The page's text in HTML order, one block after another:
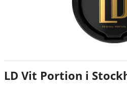
LD Vit Portion i